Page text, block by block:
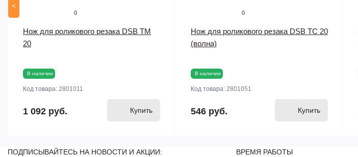
<
0
Нож для роликового резака DSB TM
20
В наличии
Код товара: 2801011
1 092 руб. Купить
0
Нож для роликового резака DSB TC 20
(волна)
В наличии
Код товара: 2801051
546 руб. Купить
ПОДПИСЫВАЙТЕСЬ НА НОВОСТИ И АКЦИИ: ВРЕМЯ РАБОТЫ